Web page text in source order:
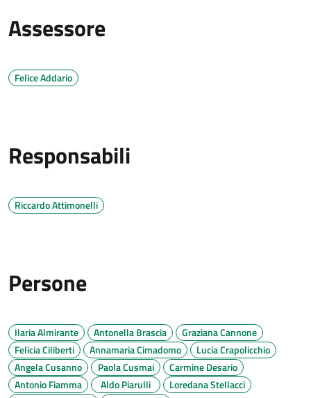
Assessore
Felice Addario
Responsabili
Riccardo Attimonelli
Persone
Ilaria Almirante Antonella Brascia
Graziana Cannone
Felicia Ciliberti
Annamaria Cimadomo
Lucia Crapolicchio
Angela Cusanno
Paola Cusmai
Carmine Desario
Antonio Fiamma
Aldo Piarulli
Loredana Stellacci